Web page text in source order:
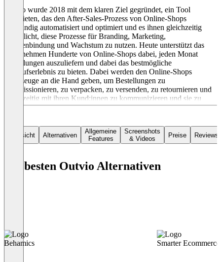
Outvio wurde 2018 mit dem klaren Ziel gegründet, ein Tool
anzubieten, das den After-Sales-Prozess von Online-Shops
vollständig automatisiert und optimiert und es ihnen gleichzeitig
ermöglicht, diese Prozesse für Branding, Marketing,
Kundenbindung und Wachstum zu nutzen. Heute unterstützt das
Unternehmen Hunderte von Online-Shops dabei, jeden Monat
Bestellungen auszuliefern und dabei das bestmögliche
Einkaufserlebnis zu bieten. Dabei werden den Online-Shops
Werkzeuge an die Hand geben, um Bestellungen zu
kommissionieren, zu verpacken, zu versenden, zu retournieren und
gleichzeitig mit ihren Kund:innen zu kommunizieren und sie zu
vermarkten. Outvio wurde in Tallinn, Estland, gegründet, leistete
nun in ganz Europa.
Übersicht Alternativen
Allgemeine
Features
Screenshots
& Videos
Preise Reviews
Die besten Outvio Alternativen
Behamics Smarter